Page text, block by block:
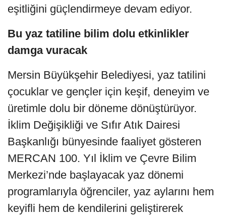
eşitliğini güçlendirmeye devam ediyor.
Bu yaz tatiline bilim dolu etkinlikler
damga vuracak
Mersin Büyükşehir Belediyesi, yaz tatilini
çocuklar ve gençler için keşif, deneyim ve
üretimle dolu bir döneme dönüştürüyor.
İklim Değişikliği ve Sıfır Atık Dairesi
Başkanlığı bünyesinde faaliyet gösteren
MERCAN 100. Yıl İklim ve Çevre Bilim
Merkezi’nde başlayacak yaz dönemi
programlarıyla öğrenciler, yaz aylarını hem
keyifli hem de kendilerini geliştirerek